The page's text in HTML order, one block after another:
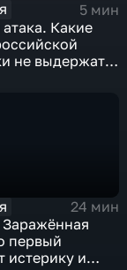
5 мин
Какие
не выдержат
24 мин
первый
истерику и